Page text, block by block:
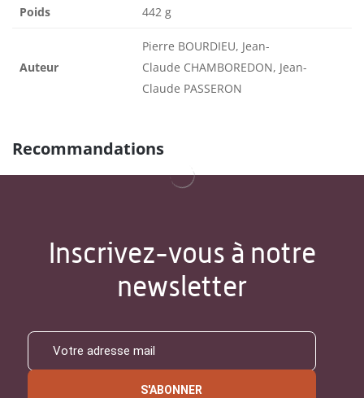
Poids 442 g
Auteur
Pierre BOURDIEU, Jean-
Claude CHAMBOREDON, Jean-
Claude PASSERON
Recommandations
Inscrivez-vous à notre
newsletter
S'ABONNER